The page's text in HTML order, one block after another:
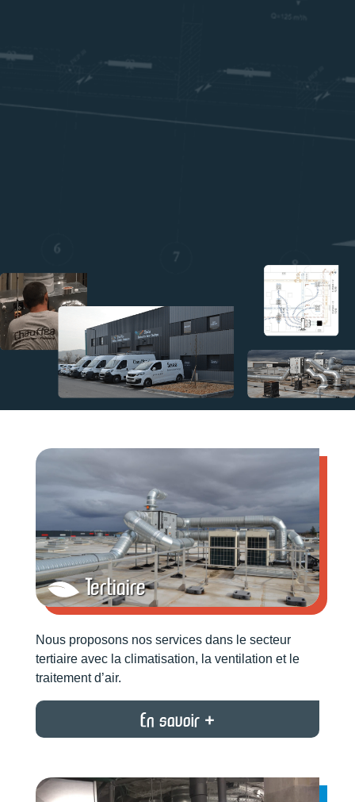
Tertiaire
Nous proposons nos services dans le secteur
tertiaire avec la climatisation, la ventilation et le
traitement d’air.
En savoir +